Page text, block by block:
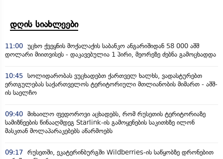
დღის სიახლეები
11:00 უცხო ქვეყნის მოქალაქის საბანკო ანგარიშიდან 58 000 აშშ
დოლარი მიითვისეს - დაკავებულია 1 პირი, მეორეზე ძებნა გამოცხადდა
10:45 სოლიდარობას ვუცხადებთ ქართველ ხალხს, ვადასტურებთ
ერთგულებას საქართველოს ტერიტორიული მთლიანობის მიმართ - აშშ-
ის საელჩო
09:40 მიხაილო ფედოროვი აცხადებს, რომ რუსეთის ტერიტორიაზე
სამიზნეების წინააღმდეგ Starlink-ის გამოყენების საკითხზე ილონ
მასკთან მოლაპარაკებებს აწარმოებს
09:17 რუსეთში, ეკატერინბურგში Wildberries-ის საწყობზე დრონებით